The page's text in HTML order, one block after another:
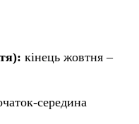
кінець жовтня –
середина